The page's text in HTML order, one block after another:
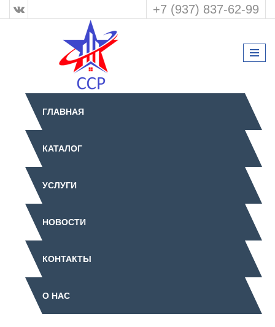
+7 (937) 837-62-99
ГЛАВНАЯ
КАТАЛОГ
УСЛУГИ
НОВОСТИ
КОНТАКТЫ
О НАС